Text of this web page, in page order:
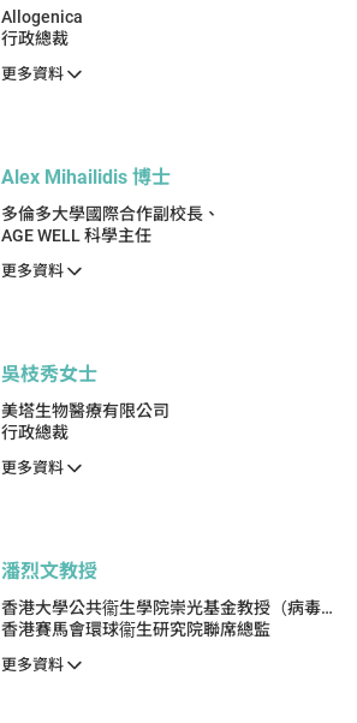
Allogenica
行政總裁
更多資料
Alex Mihailidis 博士
多倫多大學國際合作副校長、
AGE WELL 科學主任
更多資料
吳枝秀女士
美塔生物醫療有限公司
行政總裁
更多資料
潘烈文教授
香港大學公共衞生學院崇光基金教授（病毒
學）、
香港賽馬會環球衞生研究院聯席總監
更多資料